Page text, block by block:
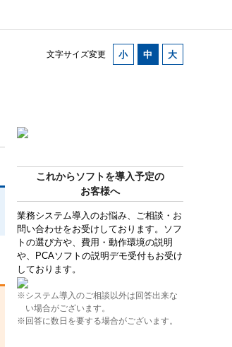
文字サイズ変更
これからソフトを導入予定の
お客様へ
業務システム導入のお悩み、ご相談・お
問い合わせをお受けしております。ソフ
トの選び方や、費用・動作環境の説明
や、PCAソフトの説明デモ受付もお受け
しております。
※システム導入のご相談以外は回答出来な
い場合がございます。
※回答に数日を要する場合がございます。